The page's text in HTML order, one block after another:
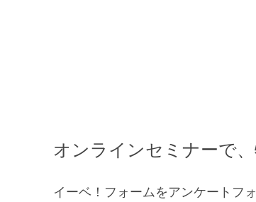
オンラインセミナーで
イーベ！フォームをアンケートフ